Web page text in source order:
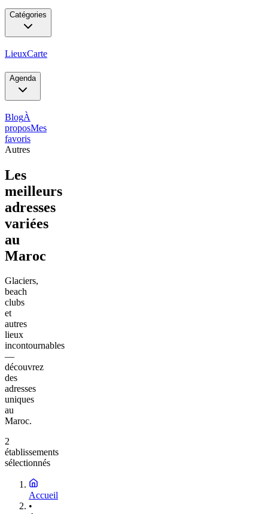
Catégories
LieuxCarte
Agenda
BlogÀ
proposMes
favoris
Autres
Les
meilleurs
adresses
variées
au
Maroc
Glaciers,
beach
clubs
et
autres
lieux
incontournables
—
découvrez
des
adresses
uniques
au
Maroc.
2
établissements
sélectionnés
Accueil
•